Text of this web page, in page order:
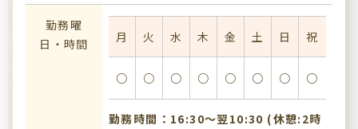
勤務曜
日・時間
月 火 水 木 金 土 日 祝
○ ○ ○ ○ ○ ○ ○ ○
勤務時間：16:30〜翌10:30 (休憩:2時